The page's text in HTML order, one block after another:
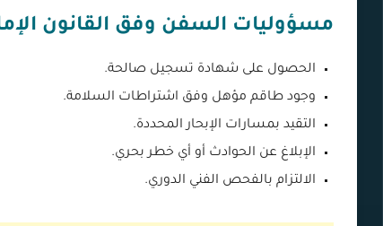
مسؤوليات السفن وفق القانون
الحصول على شهادة تسجيل صالحة.
وجود طاقم مؤهل وفق اشتراطات السلامة.
التقيد بمسارات الإبحار المحددة.
الإبلاغ عن الحوادث أو أي خطر بحري.
الالتزام بالفحص الفني الدوري.